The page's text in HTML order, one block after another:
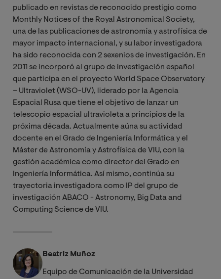
publicado en revistas de reconocido prestigio como
Monthly Notices of the Royal Astronomical Society,
una de las publicaciones de astronomía y astrofísica de
mayor impacto internacional, y su labor investigadora
ha sido reconocida con 2 sexenios de investigación. En
2011 se incorporó al grupo de investigación español
que participa en el proyecto World Space Observatory
– Ultraviolet (WSO-UV), liderado por la Agencia
Espacial Rusa que tiene el objetivo de lanzar un
telescopio espacial ultravioleta a principios de la
próxima década. Actualmente aúna su actividad
docente en el Grado de Ingeniería Informática y el
Máster de Astronomía y Astrofísica de VIU, con la
gestión académica como director del Grado en
Ingeniería Informática. Así mismo, continúa su
trayectoria investigadora como IP del grupo de
investigación ABACO - Astronomy, Big Data and
Computing Science de VIU.
Beatriz Muñoz
Equipo de Comunicación de la Universidad